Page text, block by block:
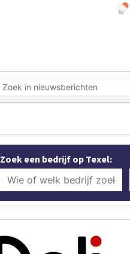
Zoek een bedrijf op Texel: